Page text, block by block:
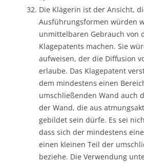
Die Klägerin ist der Ansicht,
Ausführungsformen würden
unmittelbaren Gebrauch von
Klagepatents machen. Sie
aufweisen, der die Diffusion
erlaube. Das Klagepatent
dem mindestens einen
umschließenden Wand auch
der Wand, die aus
gebildet sein dürfe. Es sei
dass sich der mindestens
einen kleinen Teil der
beziehe. Die Verwendung